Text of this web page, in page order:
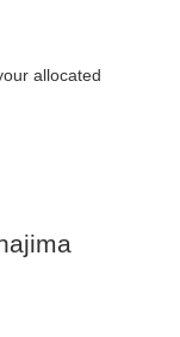
allocated